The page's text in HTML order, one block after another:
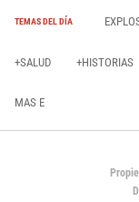
TEMAS DEL DÍA
+SALUD +HISTORIAS
MAS E